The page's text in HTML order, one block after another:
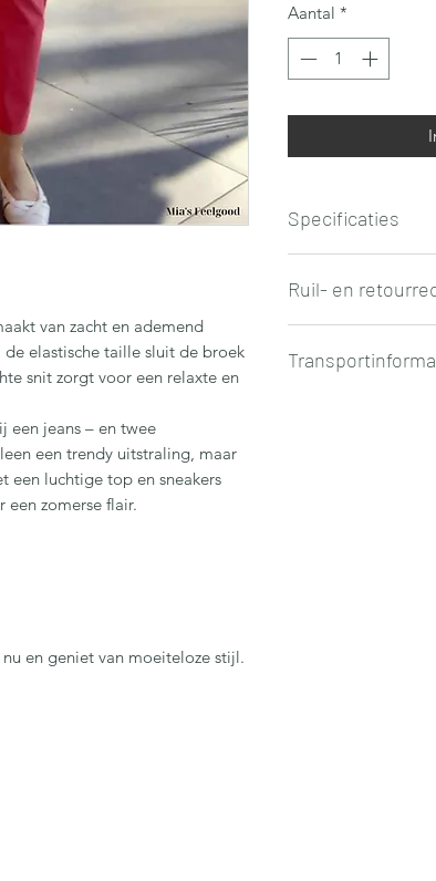
van zacht en ademend
elastische taille sluit de broek
snit zorgt voor een relaxte en
een jeans – en twee
een trendy uitstraling, maar
een luchtige top en sneakers
een zomerse flair.
nu en geniet van moeiteloze stijl.
Aantal *
Specificaties
Samenstelling: 98%
Ruil- en
hebben geen recht